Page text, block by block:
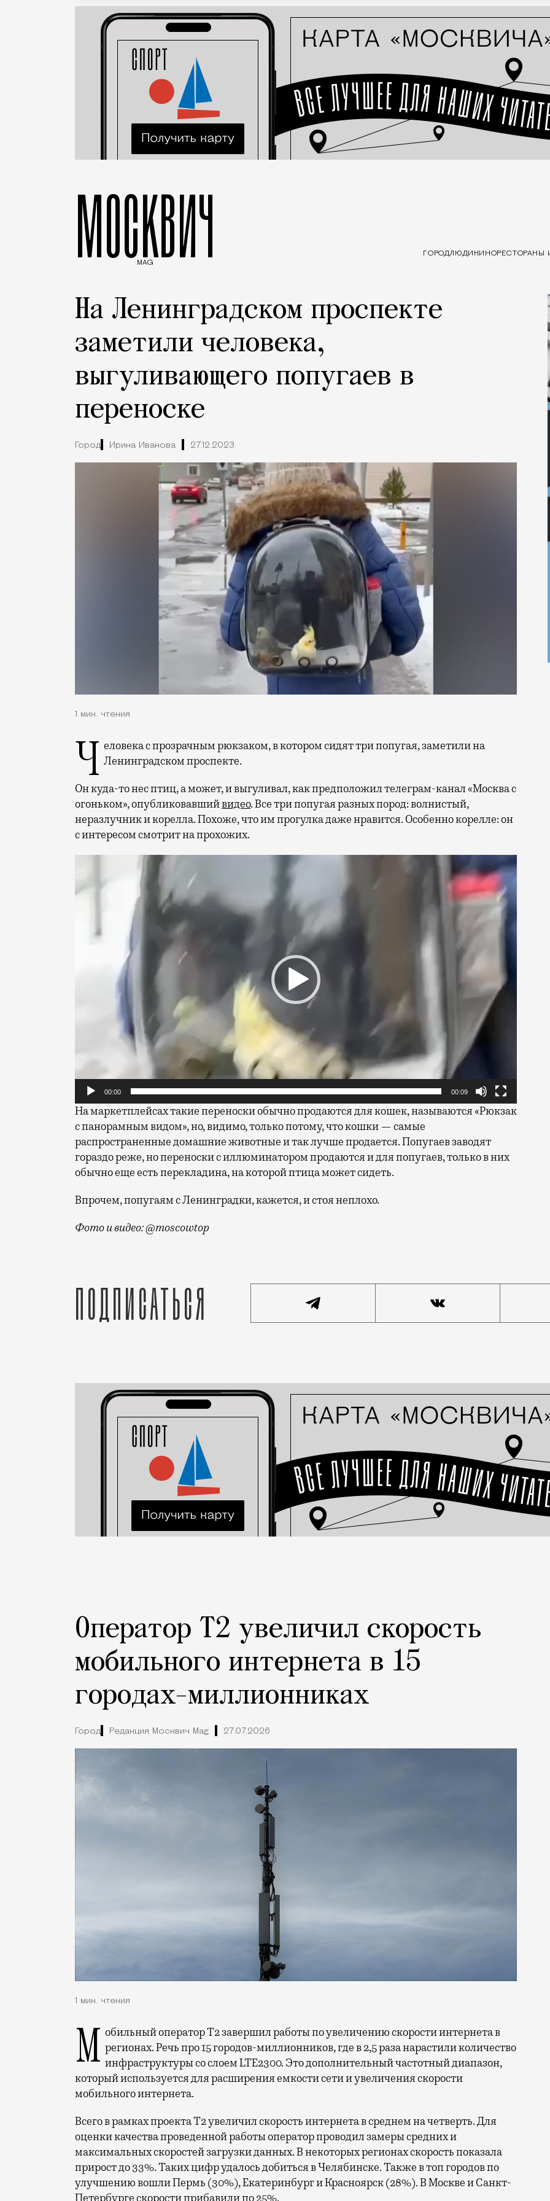
МОСКВИЧ
MAG
ГОРОДЛЮДИ КИНОРЕСТОРАНЫ
На Ленинградском проспекте
заметили человека,
выгуливающего попугаев в
переноске
Город Ирина Иванова 27.12.2023
1 мин. чтения
Человека с прозрачным рюкзаком, в котором сидят три попугая, заметили на Ленинградском проспекте.
Он куда-то нес птиц, а может, и выгуливал, как предположил телеграм-канал «Москва с
огоньком», опубликовавшийвидео. Все три попугая разных пород: волнистый,
неразлучник и корелла. Похоже, что им прогулка даже нравится. Особенно корелле: он
с интересом смотрит на прохожих.
00:00 00:09
На маркетплейсах такие переноски обычно продаются для кошек, называются «Рюкзак
с панорамным видом», но, видимо, только потому, что кошки — самые
распространенные домашние животные и так лучше продается. Попугаев заводят
гораздо реже, но переноски с иллюминатором продаются и для попугаев, только в них
обычно еще есть перекладина, на которой птица может сидеть.
Впрочем, попугаям с Ленинградки, кажется, и стоя неплохо.
Фото и видео: @moscowtop
Подписаться
Оператор Т2 увеличил скорость
мобильного интернета в 15
городах-миллионниках
Город Редакция Москвич Mag 27.07.2026
1 мин. чтения
Мобильный оператор Т2 завершил работы по увеличению скорости интернета в регионах. Речь про 15 городов-миллионников, где в 2,5 раза нарастили количество
инфраструктуры со слоем LTE2300. Это дополнительный частотный диапазон,
который используется для расширения емкости сети и увеличения скорости
мобильного интернета.
Всего в рамках проекта Т2 увеличил скорость интернета в среднем на четверть. Для
оценки качества проведенной работы оператор проводил замеры средних и
максимальных скоростей загрузки данных. В некоторых регионах скорость показала
прирост до 33%. Таких цифр удалось добиться в Челябинске. Также в топ городов по
улучшению вошли Пермь (30%), Екатеринбург и Красноярск (28%). В Москве и Санкт-
Петербурге скорости прибавили по 25%.